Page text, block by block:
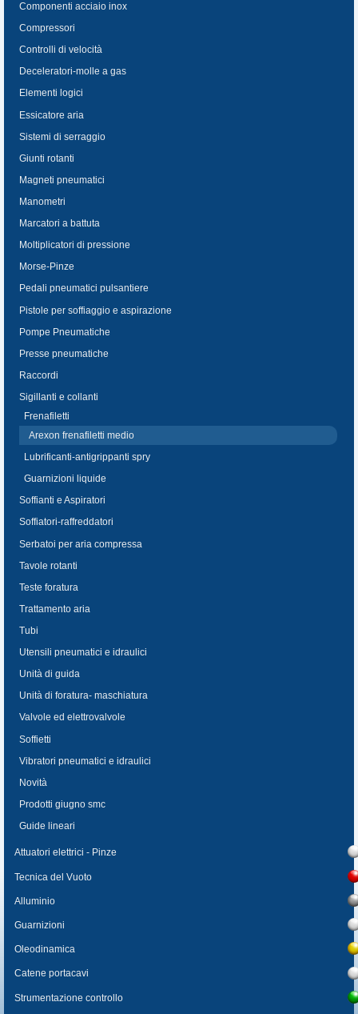
Componenti acciaio inox
Compressori
Controlli di velocità
Deceleratori-molle a gas
Elementi logici
Essicatore aria
Sistemi di serraggio
Giunti rotanti
Magneti pneumatici
Manometri
Marcatori a battuta
Moltiplicatori di pressione
Morse-Pinze
Pedali pneumatici pulsantiere
Pistole per soffiaggio e aspirazione
Pompe Pneumatiche
Presse pneumatiche
Raccordi
Sigillanti e collanti
Frenafiletti
Arexon frenafiletti medio
Lubrificanti-antigrippanti spry
Guarnizioni liquide
Soffianti e Aspiratori
Soffiatori-raffreddatori
Serbatoi per aria compressa
Tavole rotanti
Teste foratura
Trattamento aria
Tubi
Utensili pneumatici e idraulici
Unità di guida
Unità di foratura- maschiatura
Valvole ed elettrovalvole
Soffietti
Vibratori pneumatici e idraulici
Novità
Prodotti giugno smc
Guide lineari
Attuatori elettrici - Pinze
Tecnica del Vuoto
Alluminio
Guarnizioni
Oleodinamica
Catene portacavi
Strumentazione controllo